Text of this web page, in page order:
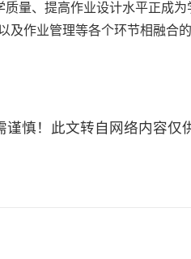
质量、提高作业设计水平正成
及作业管理等各个环节相融合
慎！此文转自网络内容仅